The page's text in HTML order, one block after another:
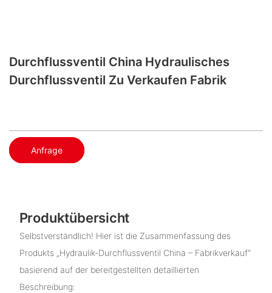
Durchflussventil China Hydraulisches
Durchflussventil Zu Verkaufen Fabrik
Anfrage
Produktübersicht
Selbstverständlich! Hier ist die Zusammenfassung des
Produkts „Hydraulik-Durchflussventil China – Fabrikverkauf“
basierend auf der bereitgestellten detaillierten
Beschreibung: